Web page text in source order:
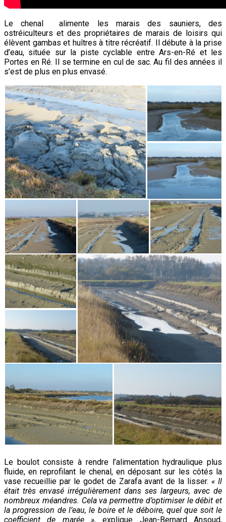
Le chenal alimente les marais des sauniers, des
ostréiculteurs et des propriétaires de marais de loisirs qui
élèvent gambas et huîtres à titre récréatif. Il débute à la prise
d’eau, située sur la piste cyclable entre Ars-en-Ré et les
Portes en Ré. Il se termine en cul de sac. Au fil des années il
s’est de plus en plus envasé.
Le boulot consiste à rendre l’alimentation hydraulique plus
fluide, en reprofilant le chenal, en déposant sur les côtés la
vase recueillie par le godet de Zarafa avant de la lisser.« Il
était très envasé irrégulièrement dans ses largeurs, avec de
nombreux méandres. Cela va permettre d’optimiser le débit et
la progression de l’eau, le boire et le déboire, quel que soit le
coefficient de marée », explique Jean-Bernard Ansoud,